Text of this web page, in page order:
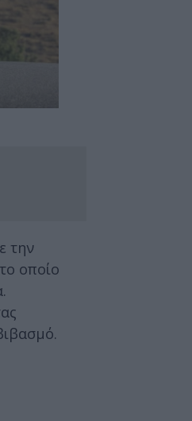
την
οποίο